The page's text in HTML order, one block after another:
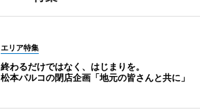
エリア特集
終わるだけではなく、はじまりを。
松本パルコの閉店企画「地元の皆さんと共に」